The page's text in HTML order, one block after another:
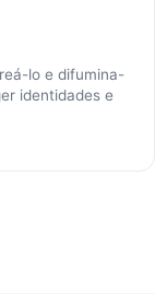
lo e difumina-
identidades e